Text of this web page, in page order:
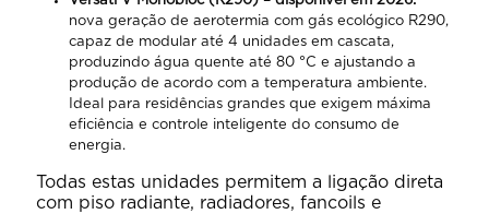
nova geração de aerotermia com gás ecológico R290,
capaz de modular até 4 unidades em cascata,
produzindo água quente até 80 °C e ajustando a
produção de acordo com a temperatura ambiente.
Ideal para residências grandes que exigem máxima
eficiência e controle inteligente do consumo de
energia.
Todas estas unidades permitem a ligação direta
com piso radiante, radiadores, fancoils e